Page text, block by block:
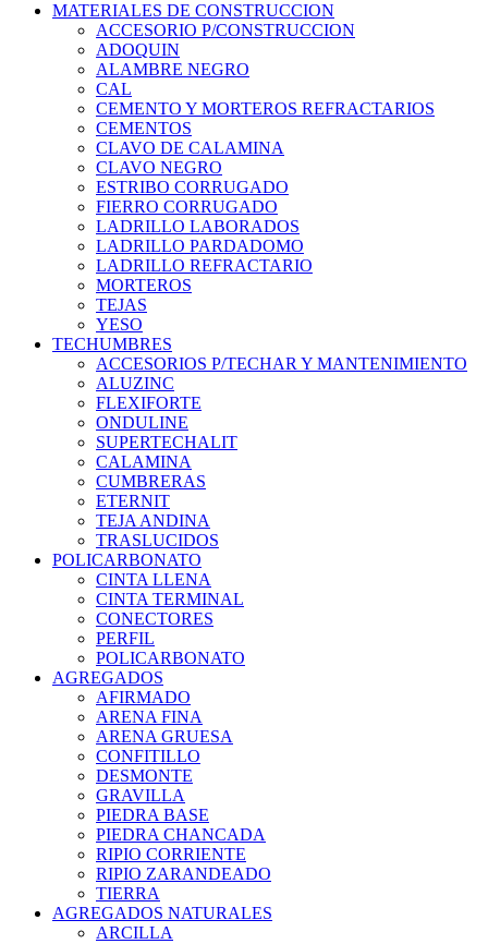
MATERIALES DE CONSTRUCCION
ACCESORIO P/CONSTRUCCION
ADOQUIN
ALAMBRE NEGRO
CAL
CEMENTO Y MORTEROS REFRACTARIOS
CEMENTOS
CLAVO DE CALAMINA
CLAVO NEGRO
ESTRIBO CORRUGADO
FIERRO CORRUGADO
LADRILLO LABORADOS
LADRILLO PARDADOMO
LADRILLO REFRACTARIO
MORTEROS
TEJAS
YESO
TECHUMBRES
ACCESORIOS P/TECHAR Y MANTENIMIENTO
ALUZINC
FLEXIFORTE
ONDULINE
SUPERTECHALIT
CALAMINA
CUMBRERAS
ETERNIT
TEJA ANDINA
TRASLUCIDOS
POLICARBONATO
CINTA LLENA
CINTA TERMINAL
CONECTORES
PERFIL
POLICARBONATO
AGREGADOS
AFIRMADO
ARENA FINA
ARENA GRUESA
CONFITILLO
DESMONTE
GRAVILLA
PIEDRA BASE
PIEDRA CHANCADA
RIPIO CORRIENTE
RIPIO ZARANDEADO
TIERRA
AGREGADOS NATURALES
ARCILLA